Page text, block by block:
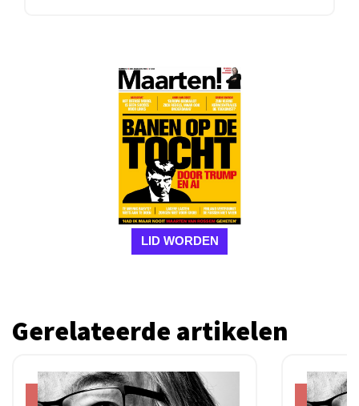
LID WORDEN
Gerelateerde artikelen